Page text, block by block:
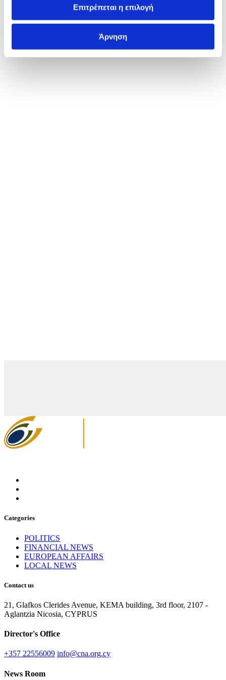
Επιτρέπεται η επιλογή
Άρνηση
Categories
POLITICS
FINANCIAL NEWS
EUROPEAN AFFAIRS
LOCAL NEWS
Contact us
21, Glafkos Clerides Avenue, KEMA building, 3rd floor, 2107 -
Aglantzia Nicosia, CYPRUS
Director's Office
+357 22556009 info@cna.org.cy
News Room